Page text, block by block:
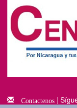
Contactenos |